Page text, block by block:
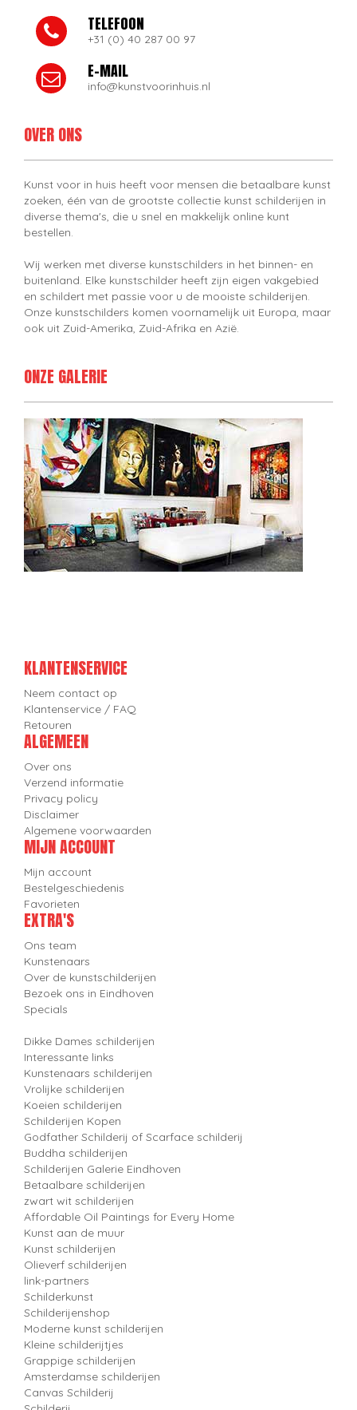
TELEFOON
+31 (0) 40 287 00 97
E-MAIL
info@kunstvoorinhuis.nl
OVER ONS
Kunst voor in huis heeft voor mensen die betaalbare kunst
zoeken, één van de grootste collectie kunst schilderijen in
diverse thema's, die u snel en makkelijk online kunt
bestellen.
Wij werken met diverse kunstschilders in het binnen- en
buitenland. Elke kunstschilder heeft zijn eigen vakgebied
en schildert met passie voor u de mooiste schilderijen.
Onze kunstschilders komen voornamelijk uit Europa, maar
ook uit Zuid-Amerika, Zuid-Afrika en Azië.
ONZE GALERIE
KLANTENSERVICE
Neem contact op
Klantenservice / FAQ
Retouren
ALGEMEEN
Over ons
Verzend informatie
Privacy policy
Disclaimer
Algemene voorwaarden
MIJN ACCOUNT
Mijn account
Bestelgeschiedenis
Favorieten
EXTRA'S
Ons team
Kunstenaars
Over de kunstschilderijen
Bezoek ons in Eindhoven
Specials
Dikke Dames schilderijen
Interessante links
Kunstenaars schilderijen
Vrolijke schilderijen
Koeien schilderijen
Schilderijen Kopen
Godfather Schilderij of Scarface schilderij
Buddha schilderijen
Schilderijen Galerie Eindhoven
Betaalbare schilderijen
zwart wit schilderijen
Affordable Oil Paintings for Every Home
Kunst aan de muur
Kunst schilderijen
Olieverf schilderijen
link-partners
Schilderkunst
Schilderijenshop
Moderne kunst schilderijen
Kleine schilderijtjes
Grappige schilderijen
Amsterdamse schilderijen
Canvas Schilderij